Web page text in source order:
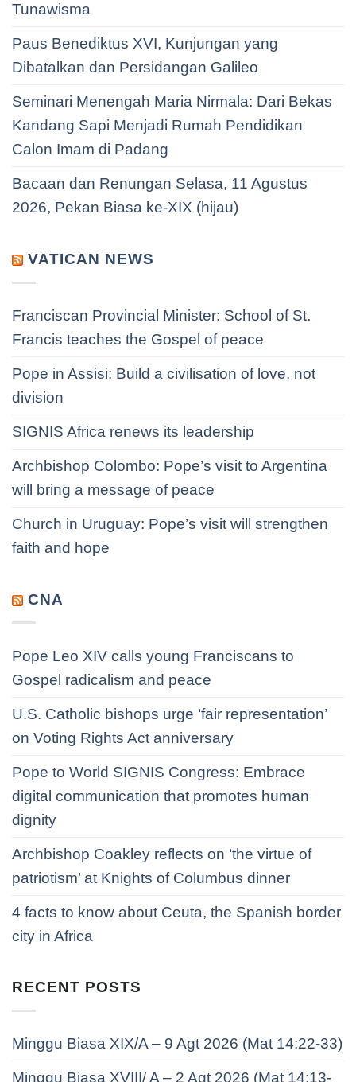
Tunawisma
Paus Benediktus XVI, Kunjungan yang
Dibatalkan dan Persidangan Galileo
Seminari Menengah Maria Nirmala: Dari Bekas
Kandang Sapi Menjadi Rumah Pendidikan
Calon Imam di Padang
Bacaan dan Renungan Selasa, 11 Agustus
2026, Pekan Biasa ke-XIX (hijau)
VATICAN NEWS
Franciscan Provincial Minister: School of St.
Francis teaches the Gospel of peace
Pope in Assisi: Build a civilisation of love, not
division
SIGNIS Africa renews its leadership
Archbishop Colombo: Pope’s visit to Argentina
will bring a message of peace
Church in Uruguay: Pope’s visit will strengthen
faith and hope
CNA
Pope Leo XIV calls young Franciscans to
Gospel radicalism and peace
U.S. Catholic bishops urge ‘fair representation’
on Voting Rights Act anniversary
Pope to World SIGNIS Congress: Embrace
digital communication that promotes human
dignity
Archbishop Coakley reflects on ‘the virtue of
patriotism’ at Knights of Columbus dinner
4 facts to know about Ceuta, the Spanish border
city in Africa
RECENT POSTS
Minggu Biasa XIX/A – 9 Agt 2026 (Mat 14:22-33)
Minggu Biasa XVIII/ A – 2 Agt 2026 (Mat 14:13-